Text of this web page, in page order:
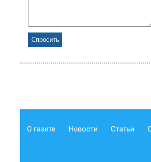
О газете Новости Статьи